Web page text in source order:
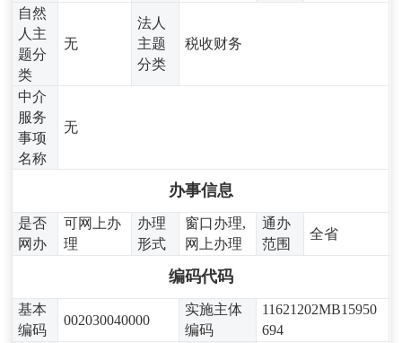
自然
人主
题分
类
无
法人
主题
分类
税收财务
中介
服务
事项
名称
无
办事信息
是否
网办
可网上办
理
办理
形式
窗口办理,
网上办理
通办
范围
全省
编码代码
基本
编码
002030040000
实施主体
编码
11621202MB15950
694